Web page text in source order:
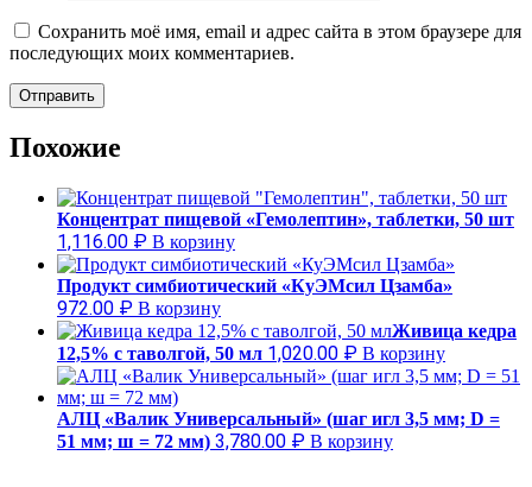
Сохранить моё имя, email и адрес сайта в этом браузере для
последующих моих комментариев.
Похожие
Концентрат пищевой «Гемолептин», таблетки, 50 шт
1,116.00 ₽ В корзину
Продукт симбиотический «КуЭМсил Цзамба»
972.00 ₽ В корзину
Живица кедра
12,5% с таволгой, 50 мл 1,020.00 ₽ В корзину
АЛЦ «Валик Универсальный» (шаг игл 3,5 мм; D =
51 мм; ш = 72 мм) 3,780.00 ₽ В корзину